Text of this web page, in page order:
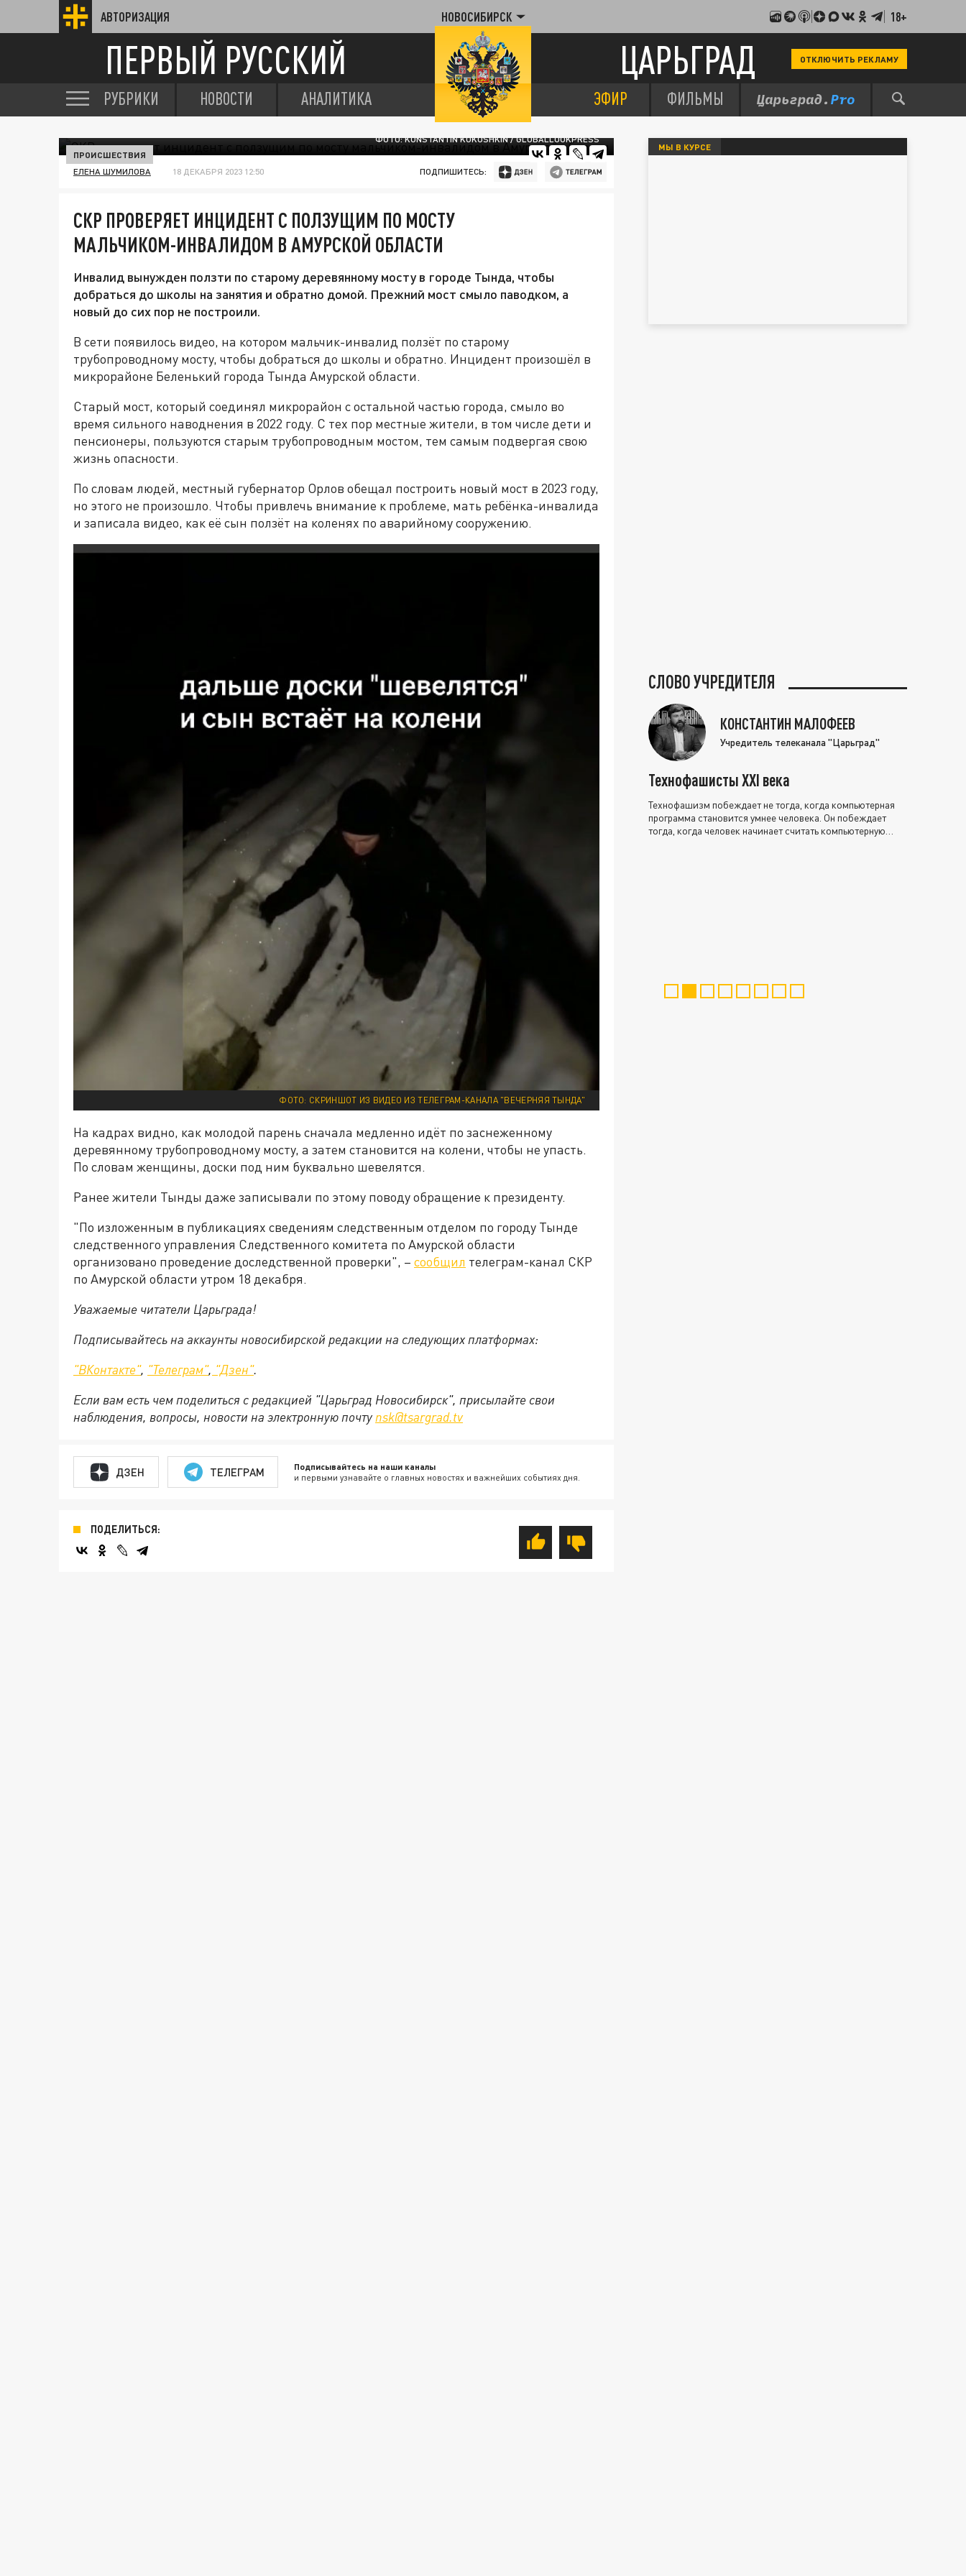
АВТОРИЗАЦИЯ НОВОСИБИРСК 18+
ПЕРВЫЙ РУССКИЙ ЦАРЬГРАД ОТКЛЮЧИТЬ РЕКЛАМУ
РУБРИКИ НОВОСТИ АНАЛИТИКА ЭФИР ФИЛЬМЫ
ФОТО: KONSTANTIN KOKOSHKIN / GLOBALLOOKPRESS
ПРОИСШЕСТВИЯ
ЕЛЕНА ШУМИЛОВА 18 ДЕКАБРЯ 2023 12:50 ПОДПИШИТЕСЬ:
СКР ПРОВЕРЯЕТ ИНЦИДЕНТ С ПОЛЗУЩИМ ПО МОСТУ
МАЛЬЧИКОМ-ИНВАЛИДОМ В АМУРСКОЙ ОБЛАСТИ
Инвалид вынужден ползти по старому деревянному мосту в городе Тында, чтобы
добраться до школы на занятия и обратно домой. Прежний мост смыло паводком, а
новый до сих пор не построили.
В сети появилось видео, на котором мальчик-инвалид ползёт по старому
трубопроводному мосту, чтобы добраться до школы и обратно. Инцидент произошёл в
микрорайоне Беленький города Тында Амурской области.
Старый мост, который соединял микрорайон с остальной частью города, смыло во
время сильного наводнения в 2022 году. С тех пор местные жители, в том числе дети и
пенсионеры, пользуются старым трубопроводным мостом, тем самым подвергая свою
жизнь опасности.
По словам людей, местный губернатор Орлов обещал построить новый мост в 2023 году,
но этого не произошло. Чтобы привлечь внимание к проблеме, мать ребёнка-инвалида
и записала видео, как её сын ползёт на коленях по аварийному сооружению.
ФОТО: СКРИНШОТ ИЗ ВИДЕО ИЗ ТЕЛЕГРАМ-КАНАЛА "ВЕЧЕРНЯЯ ТЫНДА"
На кадрах видно, как молодой парень сначала медленно идёт по заснеженному
деревянному трубопроводному мосту, а затем становится на колени, чтобы не упасть.
По словам женщины, доски под ним буквально шевелятся.
Ранее жители Тынды даже записывали по этому поводу обращение к президенту.
"По изложенным в публикациях сведениям следственным отделом по городу Тынде
следственного управления Следственного комитета по Амурской области
организовано проведение доследственной проверки", – сообщил телеграм-канал СКР
по Амурской области утром 18 декабря.
Уважаемые читатели Царьграда!
Подписывайтесь на аккаунты новосибирской редакции на следующих платформах:
"ВКонтакте", "Телеграм", "Дзен".
Если вам есть чем поделиться с редакцией "Царьград Новосибирск", присылайте свои
наблюдения, вопросы, новости на электронную почту nsk@tsargrad.tv
ДЗЕН ТЕЛЕГРАМ Подписывайтесь на наши каналы
и первыми узнавайте о главных новостях и важнейших событиях дня.
ПОДЕЛИТЬСЯ:
МЫ В КУРСЕ
СЛОВО УЧРЕДИТЕЛЯ
КОНСТАНТИН МАЛОФЕЕВ
Учредитель телеканала "Царьград"
Технофашисты XXI века
Технофашизм побеждает не тогда, когда компьютерная
программа становится умнее человека. Он побеждает
тогда, когда человек начинает считать компьютерную